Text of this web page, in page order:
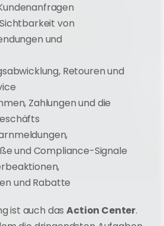
von
und
Retouren und
Zahlungen und die
und Compliance-Signale
und Rabatte
ist auch das Action Center.